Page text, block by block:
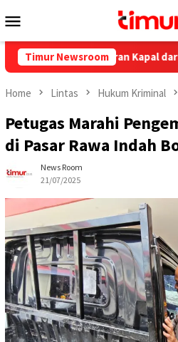
to
Menu
Timur Newsroom
Ini Pelayaran Kapal dari
Home Lintas Hukum Kriminal
Petugas Marahi
di Pasar Rawa Indah
News Room
21/07/2025